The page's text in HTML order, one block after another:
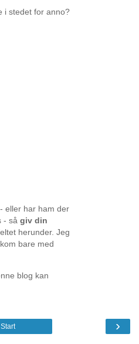
i stedet for anno?
eller har ham der
- så giv din
herunder. Jeg
bare med
blog kan
›
Start